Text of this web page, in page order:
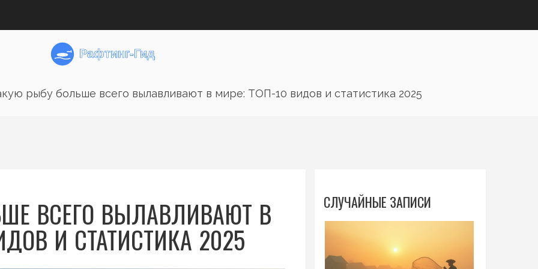
рыбу больше всего вылавливают в мире: ТОП-10 видов и статистика 2025
ВСЕГО ВЫЛАВЛИВАЮТ В
И СТАТИСТИКА 2025
СЛУЧАЙНЫЕ ЗАПИСИ